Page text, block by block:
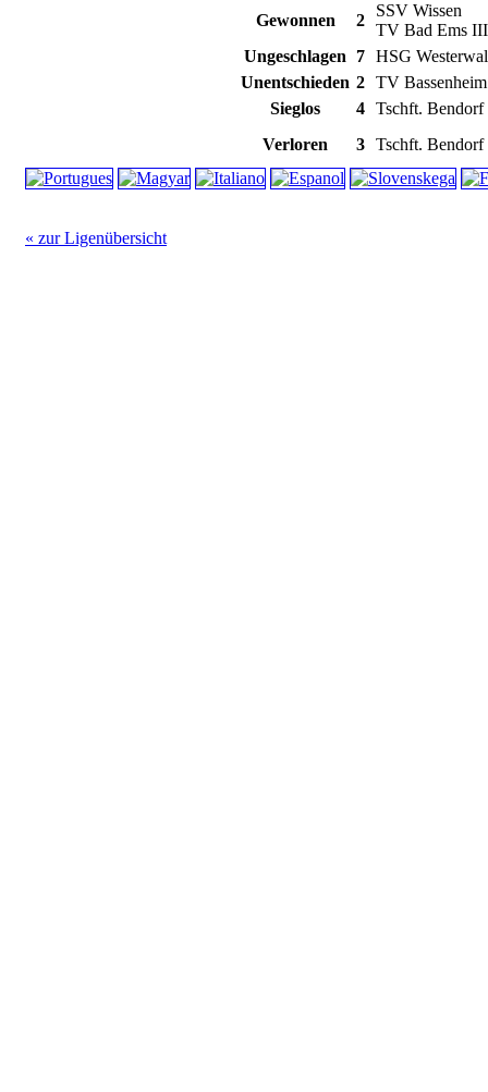
Gewonnen
2
SSV Wissen
TV Bad Ems III
Ungeschlagen
7 HSG
Unentschieden 2 TV
Sieglos
4 Tschft.
Verloren
3 Tschft.
« zur Ligenübersicht